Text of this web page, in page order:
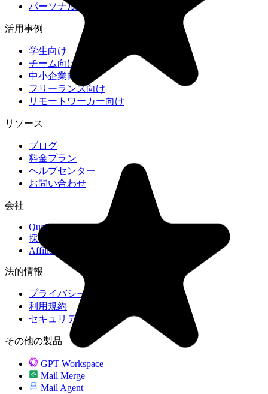
パーソナルプランナー
活用事例
学生向け
チーム向け
中小企業向け
フリーランス向け
リモートワーカー向け
リソース
ブログ
料金プラン
ヘルプセンター
お問い合わせ
会社
Qualtir
採用情報
Affiliate
法的情報
プライバシー
利用規約
セキュリティ
その他の製品
GPT Workspace
Mail Merge
Mail Agent